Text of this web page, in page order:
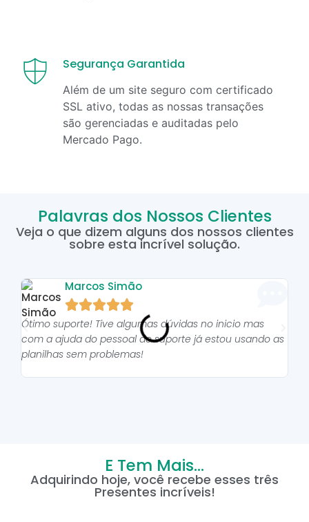
Segurança Garantida
Além de um site seguro com certificado
SSL ativo, todas as nossas transações
são gerenciadas e auditadas pelo
Mercado Pago.
Palavras dos Nossos Clientes
Veja o que dizem alguns dos nossos clientes
sobre esta incrível solução.
Marcos Simão

Ótimo suporte! Tive algumas dúvidas no inicio mas
com a ajuda do pessoal do suporte já estou usando as
planilhas sem problemas!
E Tem Mais...
Adquirindo hoje, você recebe esses três
Presentes incríveis!